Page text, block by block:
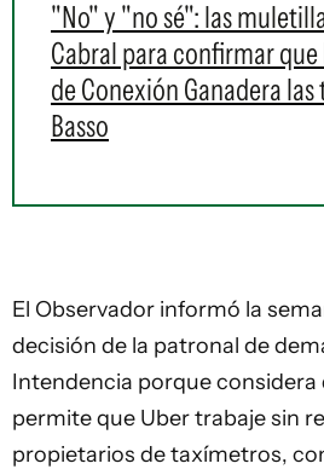
"No" y "no sé": las
Cabral para confirmar
de Conexión Ganadera
Basso
El Observador informó la
decisión de la patronal de
Intendencia porque considera
permite que Uber trabaje sin
propietarios de taxímetros,